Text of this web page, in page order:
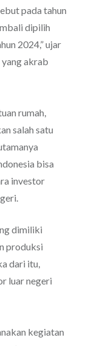
pada tahun
dipilih
2024,” ujar
akrab
rumah,
salah satu
bisa
investor
dimiliki
produksi
dari itu,
luar negeri
kegiatan